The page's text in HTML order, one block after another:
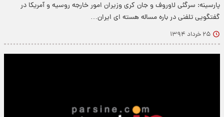
پارسینه: سرگئی لاوروف و جان کری وزیران امور خارجه روسیه و آمریکا در
گفتگویی تلفنی در باره مساله هسته ای ایران…
۲۵ خرداد ۱۳۹۴